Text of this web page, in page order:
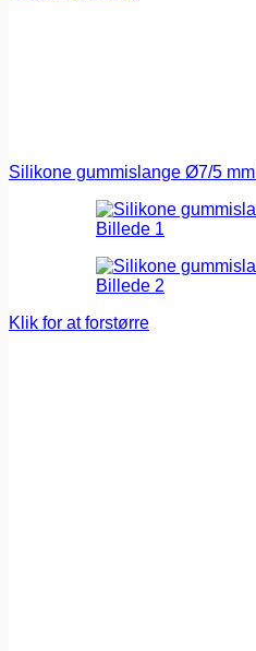
Silikone gummislange Ø7/5 mm
Klik for at forstørre